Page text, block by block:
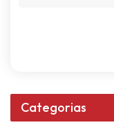
Categorias